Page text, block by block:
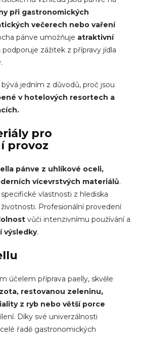
při gastronomických
večerech nebo vaření
pánve umožňuje atraktivní
podporuje zážitek z přípravy jídla
bývá jedním z důvodů, proč jsou
v hotelových resortech a
pro
provoz
pánve z uhlíkové oceli,
vícevrstvých materiálů.
vlastnosti z hlediska
Profesionální provedení
vůči intenzivnímu používání a
výsledky.
účelem příprava paelly, skvěle
restovanou zeleninu,
z ryb nebo větší porce
Díky své univerzálnosti
řadě gastronomických